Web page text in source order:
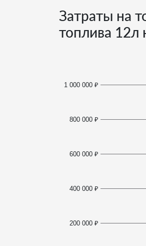
Затраты на
топлива 12л
200 000 ₽
400 000 ₽
600 000 ₽
800 000 ₽
1 000 000 ₽